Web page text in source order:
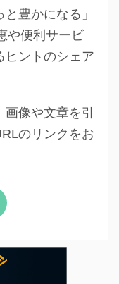
豊かになる」
や便利サービ
ヒントのシェア
像や文章を引
のリンクをお